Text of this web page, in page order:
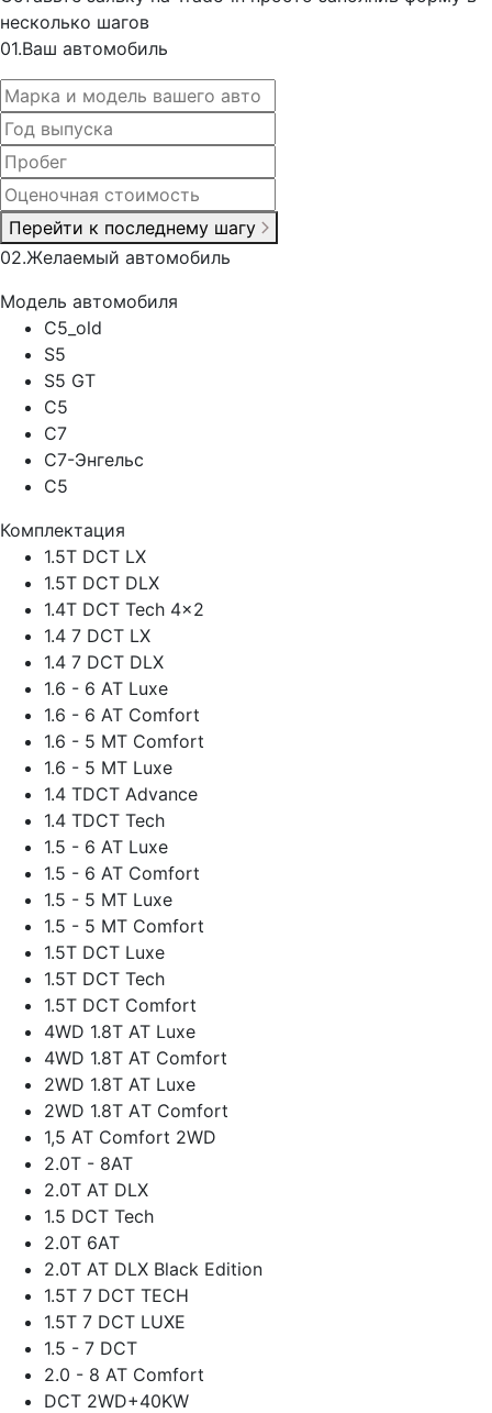
несколько шагов
01.Ваш автомобиль
Перейти к последнему шагу
02.Желаемый автомобиль
Модель автомобиля
C5_old
S5
S5 GT
C5
C7
C7-Энгельс
C5
Комплектация
1.5T DCT LX
1.5T DCT DLX
1.4Т DСT Tech 4x2
1.4 7 DCT LX
1.4 7 DCT DLX
1.6 - 6 AT Luxe
1.6 - 6 AT Comfort
1.6 - 5 MT Comfort
1.6 - 5 MT Luxe
1.4 TDCT Advance
1.4 TDCT Tech
1.5 - 6 AT Luxe
1.5 - 6 AT Comfort
1.5 - 5 MT Luxe
1.5 - 5 MT Comfort
1.5T DCT Luxe
1.5T DCT Tech
1.5T DCT Comfort
4WD 1.8T AT Luxe
4WD 1.8T AT Comfort
2WD 1.8T AT Luxe
2WD 1.8T AТ Comfort
1,5 AT Comfort 2WD
2.0T - 8AT
2.0T AT DLX
1.5 DCT Tech
2.0T 6AT
2.0T AT DLX Black Edition
1.5T 7 DCT TECH
1.5T 7 DCT LUXE
1.5 - 7 DCT
2.0 - 8 AT Comfort
DCT 2WD+40KW